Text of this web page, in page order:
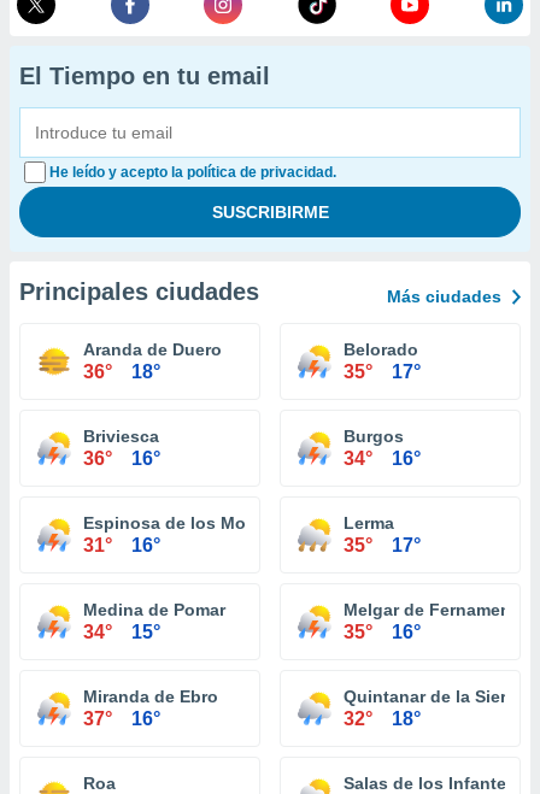
El Tiempo en tu email
He leído y acepto la política de privacidad.
Principales ciudades Más ciudades
Aranda de Duero
36° 18°
Belorado
35° 17°
Briviesca
36° 16°
Burgos
34° 16°
Espinosa de los Monteros
31° 16°
Lerma
35° 17°
Medina de Pomar
34° 15°
Melgar de Fernamental
35° 16°
Miranda de Ebro
37° 16°
Quintanar de la Sierra
32° 18°
Roa Salas de los Infantes